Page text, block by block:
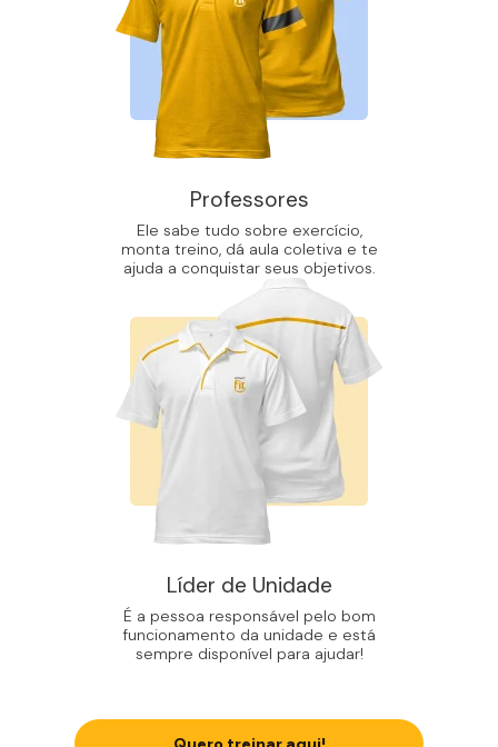
Professores
Ele sabe tudo sobre exercício,
monta treino, dá aula coletiva e te
ajuda a conquistar seus objetivos.
Líder de Unidade
É a pessoa responsável pelo bom
funcionamento da unidade e está
sempre disponível para ajudar!